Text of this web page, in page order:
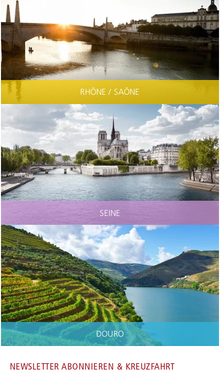
RHÔNE / SAÔNE
SEINE
DOURO
NEWSLETTER ABONNIEREN & KREUZFAHRT